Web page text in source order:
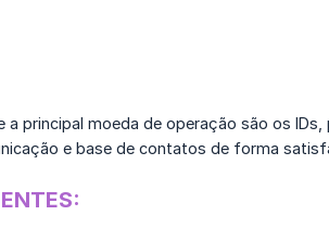
principal moeda de operação são os IDs,
e base de contatos de forma